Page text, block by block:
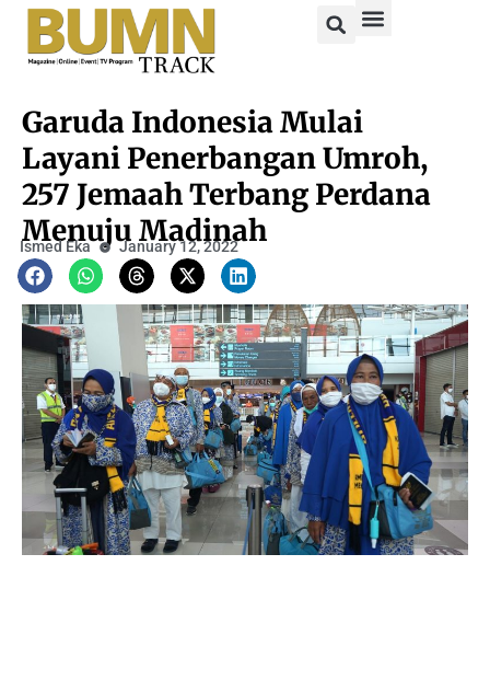
Garuda Indonesia Mulai
Layani Penerbangan Umroh,
257 Jemaah Terbang Perdana
Menuju Madinah
Ismed Eka January 12, 2022